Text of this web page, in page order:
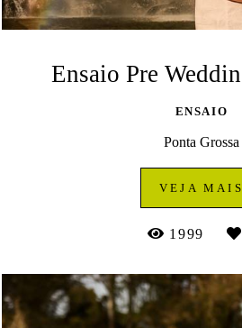
ENSAIO
Ponta Grossa
VEJA MAIS
1999